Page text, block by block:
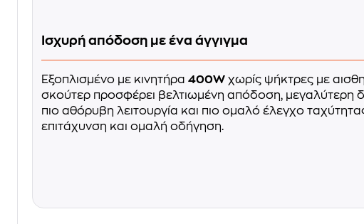
Ισχυρή απόδοση με ένα άγγιγμα
Εξοπλισμένο με κινητήρα 400W χωρίς ψήκτρες με
σκούτερ προσφέρει βελτιωμένη απόδοση, μεγαλύτερη
πιο αθόρυβη λειτουργία και πιο ομαλό έλεγχο
επιτάχυνση και ομαλή οδήγηση.